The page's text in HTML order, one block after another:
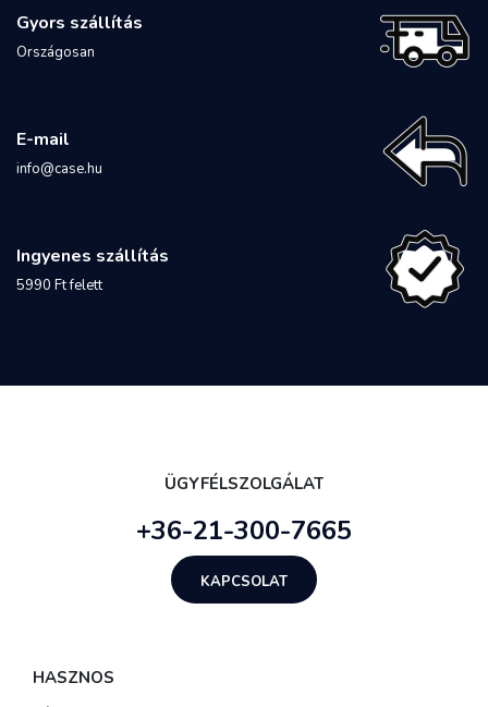
Gyors szállítás
Országosan
E-mail
info@case.hu
Ingyenes szállítás
5990 Ft felett
ÜGYFÉLSZOLGÁLAT
+36-21-300-7665
KAPCSOLAT
HASZNOS